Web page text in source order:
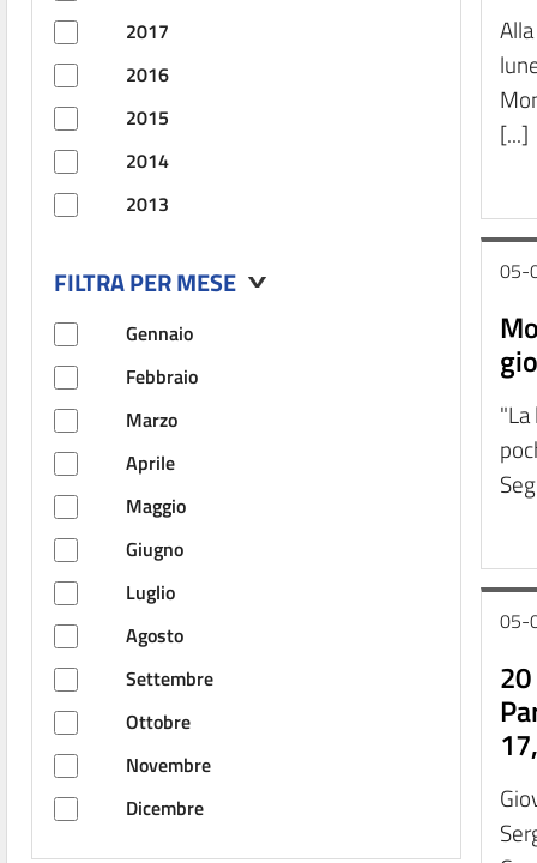
2017
2016
2015
2014
2013
FILTRA PER MESE
Gennaio
Febbraio
Marzo
Aprile
Maggio
Giugno
Luglio
Agosto
Settembre
Ottobre
Novembre
Dicembre
[...]
05-
05-